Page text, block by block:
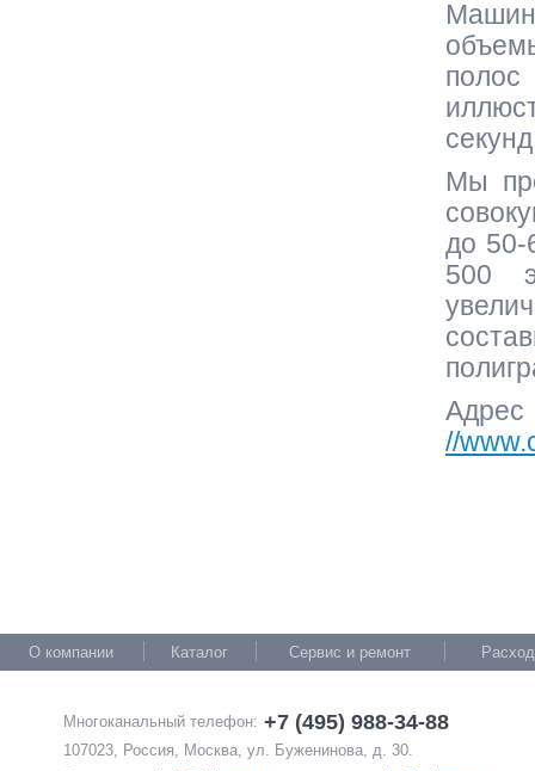
Мы
до 50-
500
//
О компании Каталог Сервис и ремонт
Многоканальный телефон: +7 (495) 988-34-88
107023, Россия, Москва, ул. Буженинова, д. 30.